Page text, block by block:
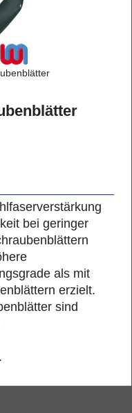
bei geringer
als mit
erzielt.
sind
.